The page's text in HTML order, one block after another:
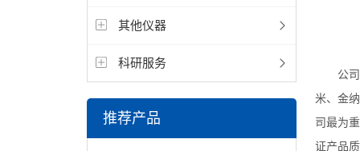
其他仪器
科研服务
推荐产品
公
米、金
司最为
证产品